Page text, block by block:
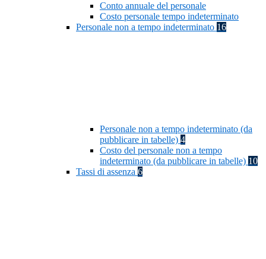
Conto annuale del personale
Costo personale tempo indeterminato
Personale non a tempo indeterminato 16
Personale non a tempo indeterminato (da
pubblicare in tabelle) 4
Costo del personale non a tempo
indeterminato (da pubblicare in tabelle) 10
Tassi di assenza 6